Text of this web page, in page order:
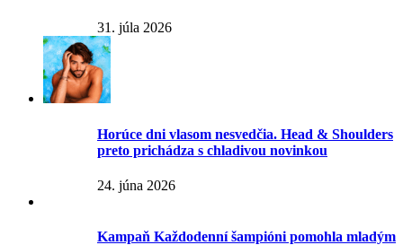
31. júla 2026
Horúce dni vlasom nesvedčia. Head & Shoulders
preto prichádza s chladivou novinkou
24. júna 2026
Kampaň Každodenní šampióni pomohla mladým